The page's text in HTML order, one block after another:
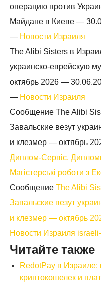
операцию против
Майдане в Киеве —
— Новости Израиля
The Alibi Sisters в
украинско-еврейскую
октябрь 2026 —
— Новости Израиля
Сообщение The Alibi
Завальские везут
и клезмер — октябрь
Диплом-Сервіс.
Магістерські роботи з
СообщениеThe Alibi
Завальские везут
и клезмер — октябрь
Новости Израиля
Читайте также
RedotPay в Израиле:
криптокошелек и